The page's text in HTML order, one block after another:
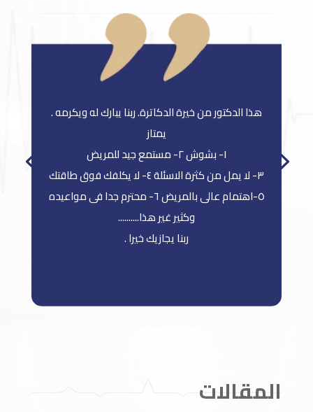
هذا الدكتور من خيرة الدكاترة. ربنا يبارك له ويكرمه .
يمتاز
١- بشوش ٢- مستمع جيد للمريض
٣- لا يمل من كثرة الاسئلة ٤- لا يكلفك فوق طاقتك
٥-اهتمام عالى بالمريض ٦- محترم جدا فى مواعيده
وكثير غير هذا..........
ربنا يجازيك خيرا .
المقالات